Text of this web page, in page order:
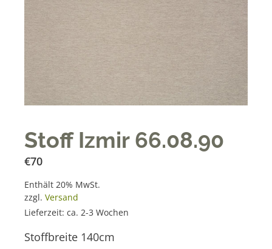
Stoff Izmir 66.08.90
€70
Enthält 20% MwSt.
zzgl. Versand
Lieferzeit: ca. 2-3 Wochen
Stoffbreite 140cm